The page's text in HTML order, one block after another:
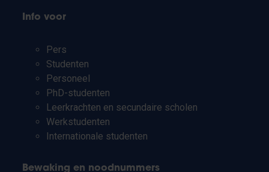
Info voor
Pers
Studenten
Personeel
PhD-studenten
Leerkrachten en secundaire scholen
Werkstudenten
Internationale studenten
Bewaking en noodnummers